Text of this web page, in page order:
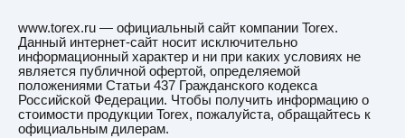
www.torex.ru — официальный сайт компании Torex.
Данный интернет-сайт носит исключительно
информационный характер и ни при каких условиях не
является публичной офертой, определяемой
положениями Статьи 437 Гражданского кодекса
Российской Федерации. Чтобы получить информацию о
стоимости продукции Torex, пожалуйста, обращайтесь к
официальным дилерам.